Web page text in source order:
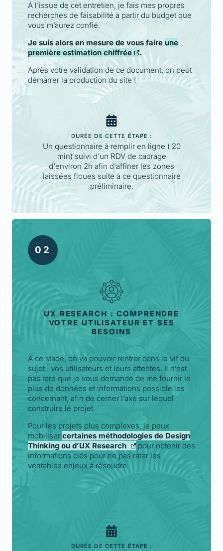
À l’issue de cet entretien, je fais mes propres
recherches de faisabilité à partir du budget que
vous m’aurez confié.
Je suis alors en mesure de vous faire une
première estimation chiffrée
.
Après votre validation de ce document, on peut
démarrer la production du site !
DURÉE DE CETTE ÉTAPE :
Un questionnaire à remplir en ligne ( 20
min) suivi d'un RDV de cadrage
d'environ 2h afin d'affiner les zones
laissées floues suite à ce questionnaire
préliminaire.
0 2
UX RESEARCH : COMPRENDRE
VOTRE UTILISATEUR ET SES
BESOINS
À ce stade, on va pouvoir rentrer dans le vif du
sujet : vos utilisateurs et leurs attentes. Il n’est
pas rare que je vous demande de me fournir le
plus de données et informations possible les
concernant, afin de cerner l’axe sur lequel
construire le projet.
Pour les projets plus complexes, je peux
mobiliser certaines méthodologies de Design
Thinking ou d’UX Research
pour obtenir des
informations clés pour ne pas rater les
véritables enjeux à résoudre.
DURÉE DE CETTE ÉTAPE :